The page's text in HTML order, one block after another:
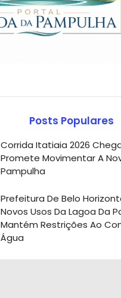
Posts Populares
Corrida Itatiaia 2026 Chega
Promete Movimentar A
Pampulha
Prefeitura De Belo
Novos Usos Da Lagoa Da
Mantém Restrições Ao
Água